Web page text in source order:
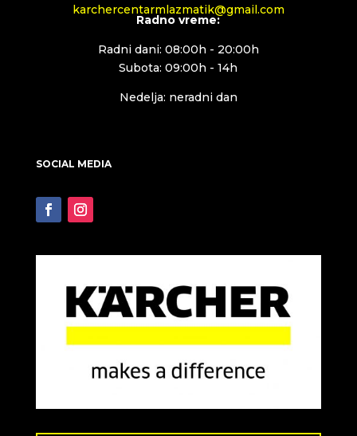
karchercentarmlazmatik@gmail.com
Radno vreme:
Radni dani: 08:00h - 20:00h
Subota: 09:00h - 14h
Nedelja: neradni dan
SOCIAL MEDIA